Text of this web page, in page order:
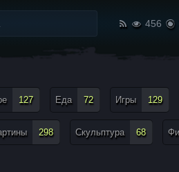
456
127 Еда 72 Игры 129
298 Скульптура 68